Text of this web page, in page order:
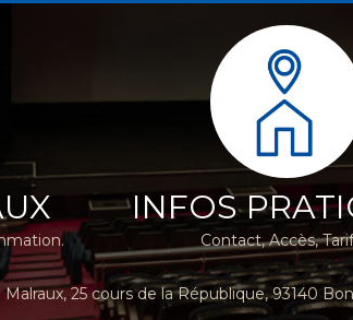
INFOS
Contact, Accès,
Malraux, 25 cours de la République, 93140